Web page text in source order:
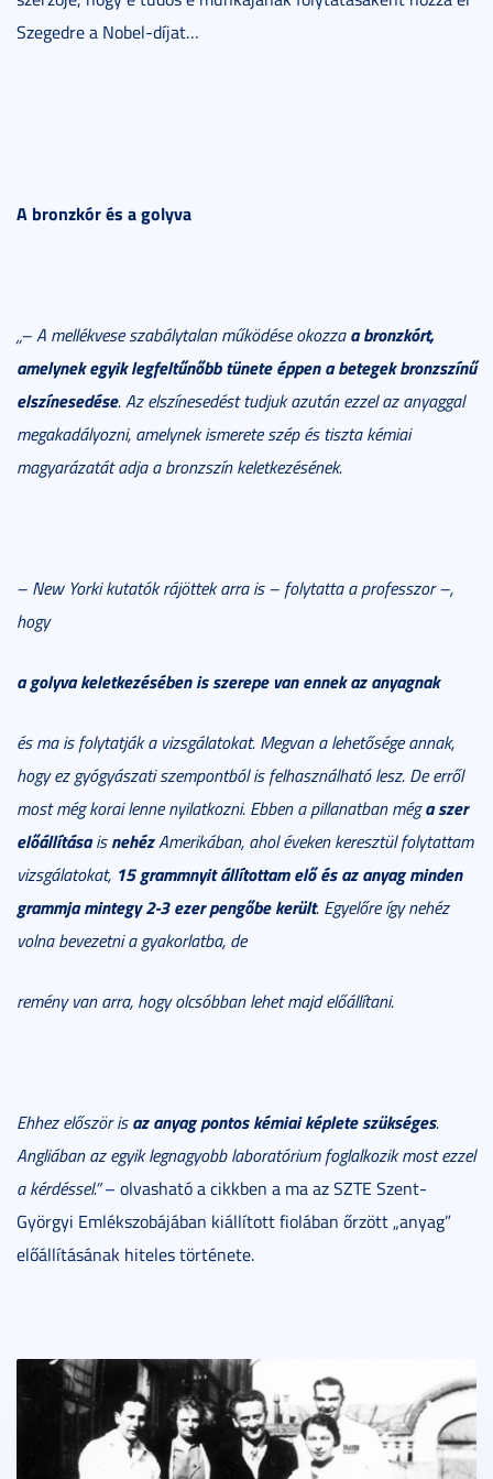
Szegedre a Nobel-díjat…
A bronzkór és a golyva
„– A mellékvese szabálytalan működése okozzaa bronzkórt,
amelynek egyik legfeltűnőbb tünete éppen a betegek bronzszínű
elszínesedése. Az elszínesedést tudjuk azután ezzel az anyaggal
megakadályozni, amelynek ismerete szép és tiszta kémiai
magyarázatát adja a bronzszín keletkezésének.
– New Yorki kutatók rájöttek arra is – folytatta a professzor –,
hogy
a golyva keletkezésében is szerepe van ennek az anyagnak
és ma is folytatják a vizsgálatokat. Megvan a lehetősége annak,
hogy ez gyógyászati szempontból is felhasználható lesz. De erről
most még korai lenne nyilatkozni. Ebben a pillanatban méga szer
előállításaisnehézAmerikában, ahol éveken keresztül folytattam
vizsgálatokat, 15 grammnyit állítottam elő és az anyag minden
grammja mintegy 2-3 ezer pengőbe került. Egyelőre így nehéz
volna bevezetni a gyakorlatba, de
remény van arra, hogy olcsóbban lehet majd előállítani.
Ehhez először isaz anyag pontos kémiai képlete szükséges.
Angliában az egyik legnagyobb laboratórium foglalkozik most ezzel
a kérdéssel.”– olvasható a cikkben a ma az SZTE Szent-
Györgyi Emlékszobájában kiállított fiolában őrzött „anyag”
előállításának hiteles története.